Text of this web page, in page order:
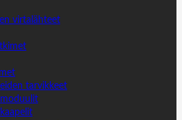
virtalähteet
tarvikkeet